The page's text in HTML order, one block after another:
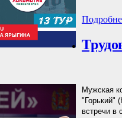
Мужская
"Горький"
встречи в